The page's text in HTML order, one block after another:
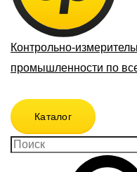
Контрольно-
промышленности по
Каталог